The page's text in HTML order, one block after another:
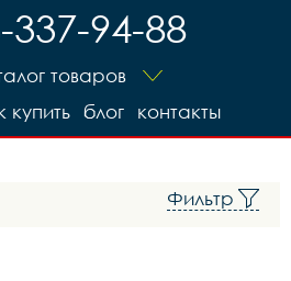
337-94-88
товаров
контакты
блог
купить
Фильтр